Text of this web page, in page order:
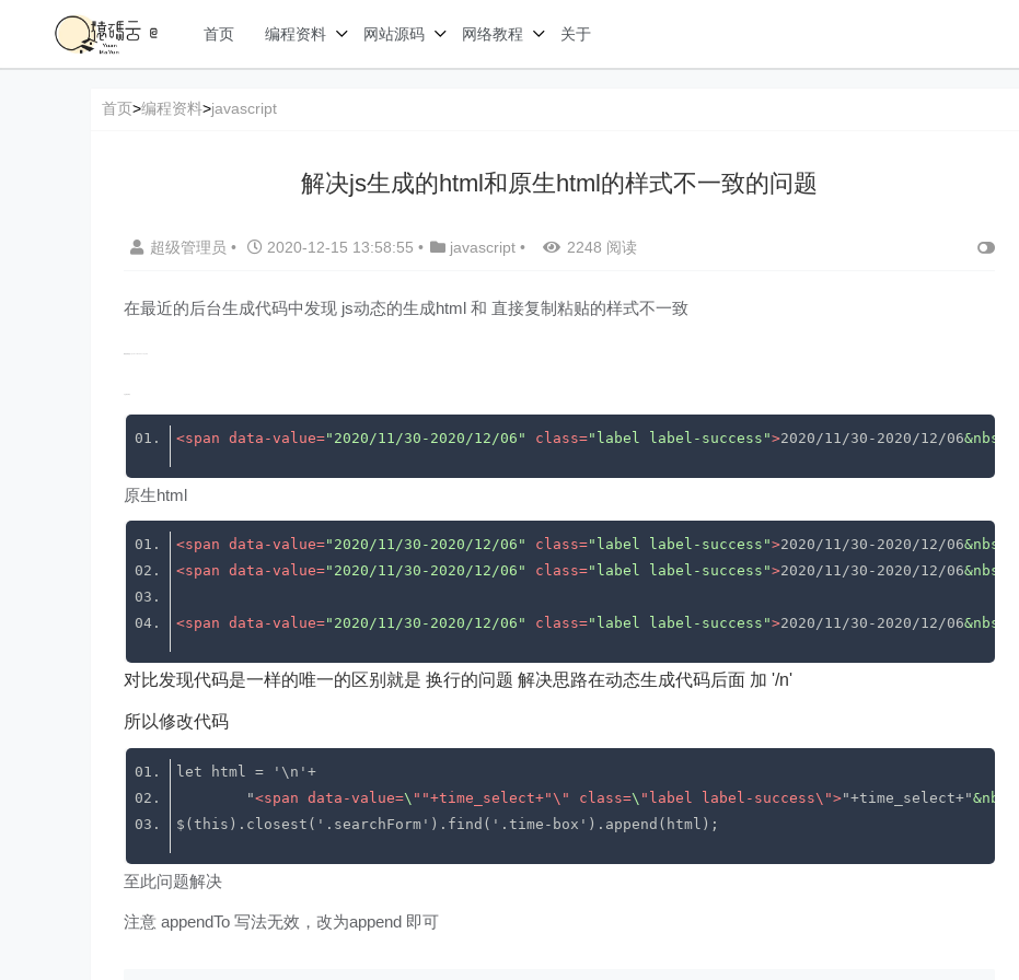
首页 编程资料 网站源码 网络教程 关于
首页>编程资料>javascript
解决js生成的html和原生html的样式不一致的问题
超级管理员 • 2020-12-15 13:58:55 • javascript • 2248 阅读
在最近的后台生成代码中发现 js动态的生成html 和 直接复制粘贴的样式不一致
<span data-value="2020/11/30-2020/12/06" class="label label-success">2020/11/30-2020/12/06&nbsp;
原生html
<span data-value="2020/11/30-2020/12/06" class="label label-success">2020/11/30-2020/12/06&nbsp;
<span data-value="2020/11/30-2020/12/06" class="label label-success">2020/11/30-2020/12/06&nbsp;
<span data-value="2020/11/30-2020/12/06" class="label label-success">2020/11/30-2020/12/06&nbsp;
对比发现代码是一样的唯一的区别就是 换行的问题 解决思路在动态生成代码后面 加 '/n'
所以修改代码
        "
<span data-value=\ ""+time_select+"\" class=\ " label label-success\">"+time_select+"&nbsp;
$(this).closest('.searchForm').find('.time-box').append(html);
至此问题解决
注意 appendTo 写法无效，改为append 即可